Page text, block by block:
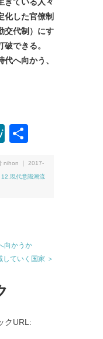
化した官僚制
交代制）にす
できる。
へ向かう、
MeWe
nihon ｜ 2017-
12.現代意識潮流
向かうか
していく国家 ＞
クURL: